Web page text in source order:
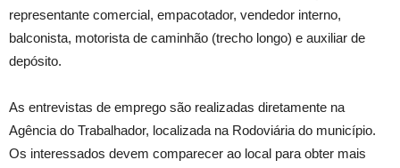
representante comercial, empacotador, vendedor interno,
balconista, motorista de caminhão (trecho longo) e auxiliar de
depósito.
As entrevistas de emprego são realizadas diretamente na
Agência do Trabalhador, localizada na Rodoviária do município.
Os interessados devem comparecer ao local para obter mais